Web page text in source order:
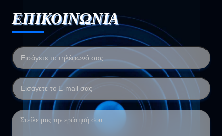
ΕΠΙΚΟΙΝΩΝΙΑ